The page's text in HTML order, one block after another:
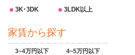
3K･3DK
3LDK以上
家賃から探す
3~4万円以下
4~5万円以下